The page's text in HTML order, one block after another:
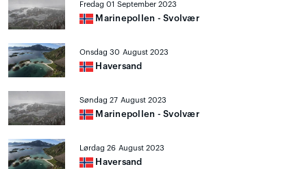
Fredag 01 September 2023
Marinepollen - Svolvær
Onsdag 30 August 2023
Haversand
Søndag 27 August 2023
Marinepollen - Svolvær
Lørdag 26 August 2023
Haversand